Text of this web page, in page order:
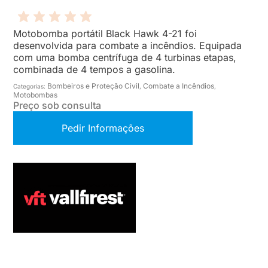
Motobomba portátil Black Hawk 4-21 foi
desenvolvida para combate a incêndios. Equipada
com uma bomba centrífuga de 4 turbinas etapas,
combinada de 4 tempos a gasolina.
Categorias: Bombeiros e Proteção Civil,Combate a Incêndios,
Motobombas
Preço sob consulta
Pedir Informações